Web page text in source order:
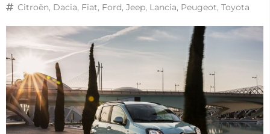
Citroën, Dacia, Fiat, Ford, Jeep, Lancia, Peugeot, Toyota